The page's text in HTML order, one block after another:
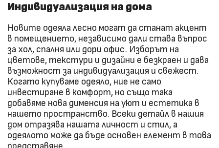
Индивидуализация на дома
Новите одеяла лесно могат да станат акцент
в помещението, независимо дали става въпрос
за хол, спалня или дори офис. Изборът на
цветове, текстури и дизайни е безкраен и дава
възможност за индивидуализация и свежест.
Когато купуваме одеяло, ние не само
инвестиране в комфорт, но също така
добавяме нова дименсия на уют и естетика в
нашето пространство. Всеки детайл в нашия
дом отразява нашата личност и стил, а
одеялото може да бъде основен елемент в това